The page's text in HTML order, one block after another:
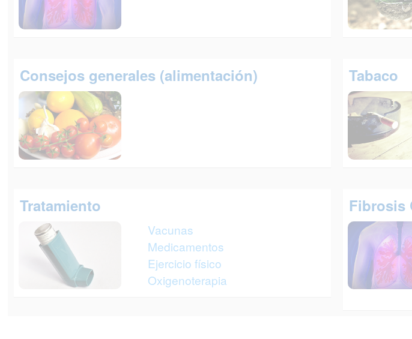
Consejos generales (alimentación) Tabaco
Tratamiento
Vacunas
Medicamentos
Ejercicio físico
Oxigenoterapia
Fibrosis